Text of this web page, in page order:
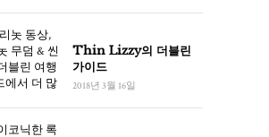
Thin Lizzy의 더블린
가이드
2018년 3월 16일